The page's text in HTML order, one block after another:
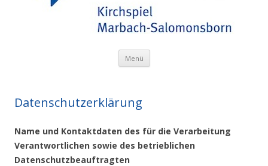
Menü
Datenschutzerklärung
Name und Kontaktdaten des für die Verarbeitung
Verantwortlichen sowie des betrieblichen
Datenschutzbeauftragten